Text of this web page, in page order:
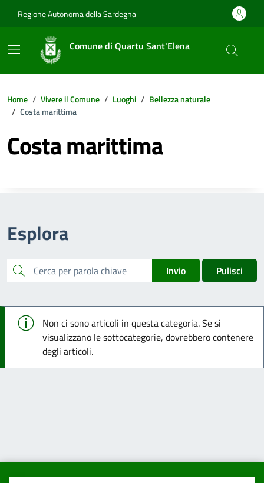
Regione Autonoma della Sardegna
Comune di Quartu Sant'Elena
Home Vivere il Comune Luoghi
Bellezza naturale
Costa marittima
Costa marittima
Esplora
cerca Invio Pulisci
Info
Non ci sono articoli in questa categoria. Se si
visualizzano le sottocategorie, dovrebbero contenere
degli articoli.